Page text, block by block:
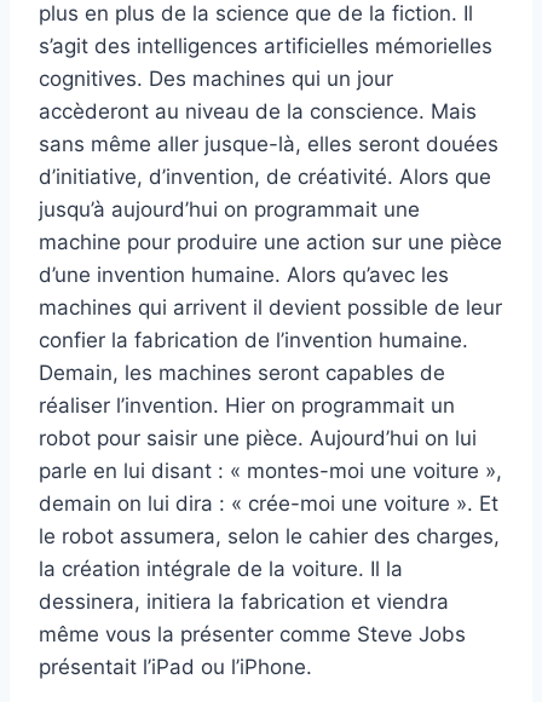
plus en plus de la science que de la fiction. Il
s’agit des intelligences artificielles mémorielles
cognitives. Des machines qui un jour
accèderont au niveau de la conscience. Mais
sans même aller jusque-là, elles seront douées
d’initiative, d’invention, de créativité. Alors que
jusqu’à aujourd’hui on programmait une
machine pour produire une action sur une pièce
d’une invention humaine. Alors qu’avec les
machines qui arrivent il devient possible de leur
confier la fabrication de l’invention humaine.
Demain, les machines seront capables de
réaliser l’invention. Hier on programmait un
robot pour saisir une pièce. Aujourd’hui on lui
parle en lui disant : « montes-moi une voiture »,
demain on lui dira : « crée-moi une voiture ». Et
le robot assumera, selon le cahier des charges,
la création intégrale de la voiture. Il la
dessinera, initiera la fabrication et viendra
même vous la présenter comme Steve Jobs
présentait l’iPad ou l’iPhone.